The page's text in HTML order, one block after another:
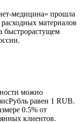
медицина» прошла
материалов
быстрорастущем
можно
равен 1 RUB.
0.5% от
клиентов.